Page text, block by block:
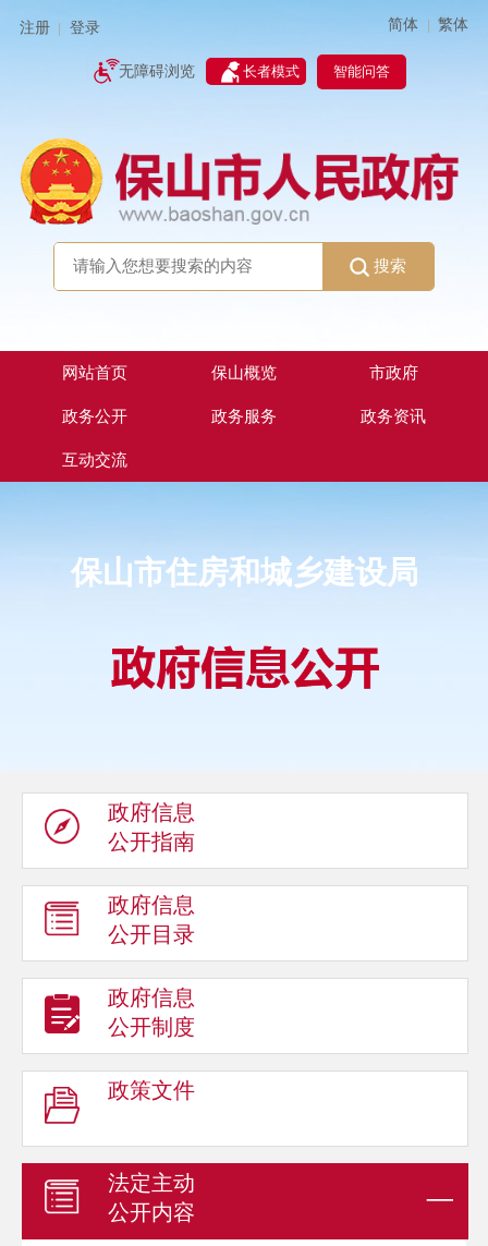
注册 登录 简体 | 繁体
无障碍浏览 长者模式 智能问答
搜索
网站首页 保山概览 市政府
政务公开 政务服务 政务资讯
互动交流
保山市住房和城乡建设局
政府信息
公开指南
政府信息
公开目录
政府信息
公开制度
政策文件
法定主动
公开内容